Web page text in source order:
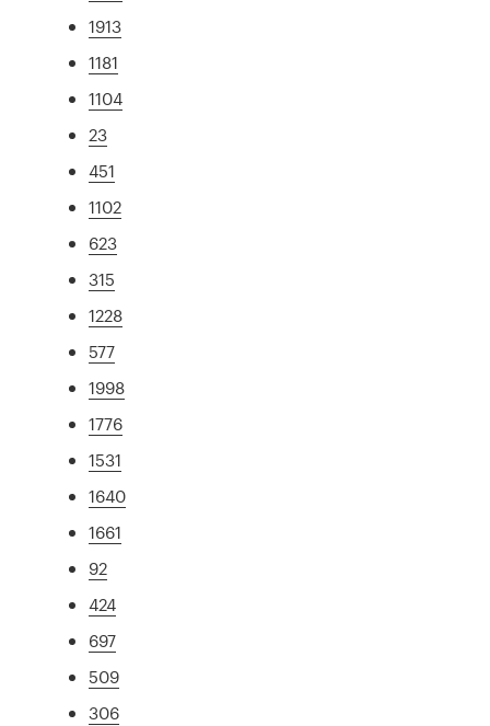
1913
1181
1104
23
451
1102
623
315
1228
577
1998
1776
1531
1640
1661
92
424
697
509
306